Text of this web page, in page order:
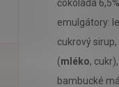
čokoláda
emulgátory:
cukrový
(mléko,
bambucké